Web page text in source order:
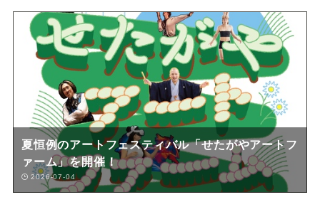
夏恒例のアートフェスティバル「せたがやアートフ
ァーム」を開催！
2026-07-04